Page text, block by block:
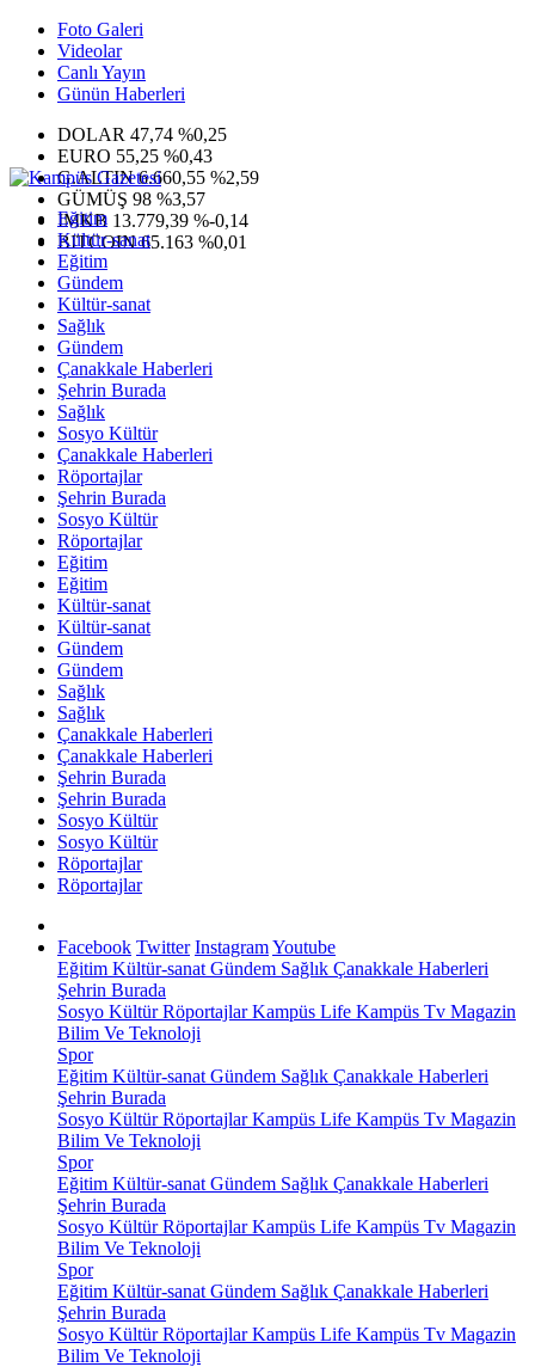
Foto Galeri
Videolar
Canlı Yayın
Günün Haberleri
DOLAR 47,74 %0,25
EURO 55,25 %0,43
G.ALTIN6.660,55 %2,59
GÜMÜŞ 98 %3,57
IMKB 13.779,39 %-0,14
BITCOIN65.163 %0,01
Eğitim
Kültür-sanat
Eğitim
Gündem
Kültür-sanat
Sağlık
Gündem
Çanakkale Haberleri
Şehrin Burada
Sağlık
Sosyo Kültür
Çanakkale Haberleri
Röportajlar
Şehrin Burada
Sosyo Kültür
Röportajlar
Eğitim
Eğitim
Kültür-sanat
Kültür-sanat
Gündem
Gündem
Sağlık
Sağlık
Çanakkale Haberleri
Çanakkale Haberleri
Şehrin Burada
Şehrin Burada
Sosyo Kültür
Sosyo Kültür
Röportajlar
Röportajlar
Facebook Twitter InstagramYoutube
Eğitim Kültür-sanat Gündem Sağlık Çanakkale Haberleri
Şehrin Burada
Sosyo KültürRöportajlarKampüs Life Kampüs Tv Magazin
Bilim Ve Teknoloji
Spor
Eğitim Kültür-sanat Gündem Sağlık Çanakkale Haberleri
Şehrin Burada
Sosyo KültürRöportajlarKampüs Life Kampüs Tv Magazin
Bilim Ve Teknoloji
Spor
Eğitim Kültür-sanat Gündem Sağlık Çanakkale Haberleri
Şehrin Burada
Sosyo KültürRöportajlarKampüs Life Kampüs Tv Magazin
Bilim Ve Teknoloji
Spor
Eğitim Kültür-sanat Gündem Sağlık Çanakkale Haberleri
Şehrin Burada
Sosyo KültürRöportajlarKampüs Life Kampüs Tv Magazin
Bilim Ve Teknoloji